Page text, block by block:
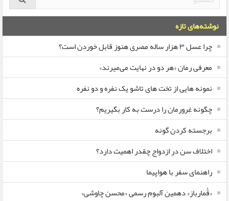
نوشته‌های تازه
چرا عسل ۳ هزار ساله‌ مصری هنوز قابل خوردن است؟
معرفی رمان «هر دو در نهایت می‌میرند»
نمونه هایی از تخت های تاشو یک نفره و دو نفره
چگونه غرورمان را درست به کار بگیریم؟
برجسته کردن گونه
اختلاف سن در ازدواج چقدر اهمیت دارد؟
راهنمای سفر با هواپیما
«قُمارباز» دهمین آلبوم رسمی «محسن چاوشی»